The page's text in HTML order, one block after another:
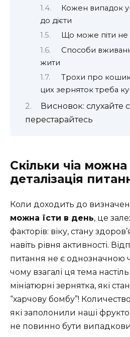
Кожен випадок
до дієти
Що може піти не
Способи
жити
Трохи про кошик
цих зерняток треба
Висновок: слухайте
перестарайтесь
Скільки чіа
деталізація
Коли доходить до
можна їсти в день, це
факторів: віку, стану
навіть рівня активності.
питання не є однозначною
чому взагалі ця тема
мініатюрні зернятка, які
“харчову бомбу”!
які заполонили наші
не повинно бути